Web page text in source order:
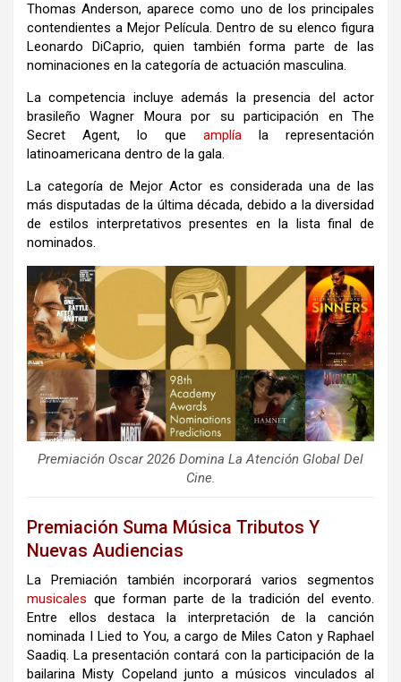
Thomas Anderson, aparece como uno de los principales
contendientes a Mejor Película. Dentro de su elenco figura
Leonardo DiCaprio, quien también forma parte de las
nominaciones en la categoría de actuación masculina.
La competencia incluye además la presencia del actor
brasileñoWagner Mourapor su participación en The
Secret Agent, lo que amplía la representación
latinoamericana dentro de la gala.
La categoría de Mejor Actor es considerada una de las
más disputadas de la última década, debido a la diversidad
de estilos interpretativos presentes en la lista final de
nominados.
Premiación Oscar 2026 Domina La Atención Global Del
Cine.
Premiación Suma Música Tributos Y
Nuevas Audiencias
La Premiación también incorporará varios segmentos
musicales que forman parte de la tradición del evento.
Entre ellos destaca la interpretación de la canción
nominada I Lied to You, a cargo de Miles Caton y Raphael
Saadiq . La presentación contará con la participación de la
bailarinaMisty Copeland junto a músicos vinculados al